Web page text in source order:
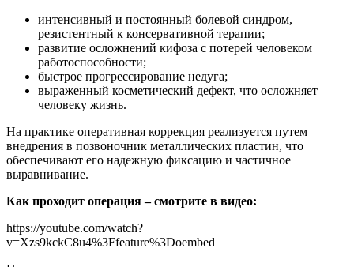
интенсивный и постоянный болевой синдром,
резистентный к консервативной терапии;
развитие осложнений кифоза с потерей человеком
работоспособности;
быстрое прогрессирование недуга;
выраженный косметический дефект, что осложняет
человеку жизнь.
На практике оперативная коррекция реализуется путем
внедрения в позвоночник металлических пластин, что
обеспечивают его надежную фиксацию и частичное
выравнивание.
Как проходит операция – смотрите в видео:
https://youtube.com/watch?
v=Xzs9kckC8u4%3Ffeature%3Doembed